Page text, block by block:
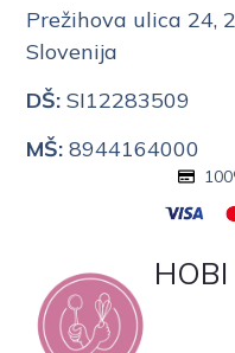
Prežihova ulica 24,
Slovenija
DŠ: SI12283509
MŠ: 8944164000
HOBI